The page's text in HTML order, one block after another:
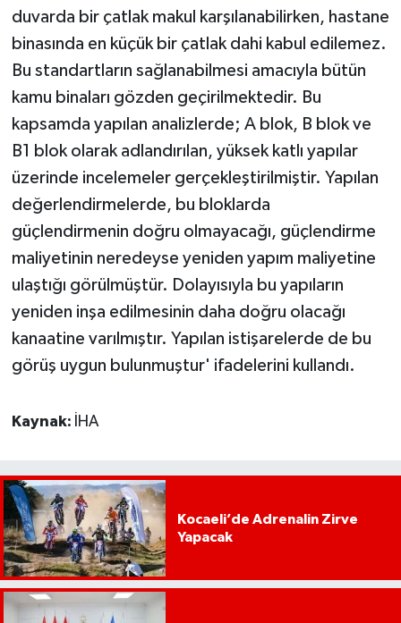
duvarda bir çatlak makul karşılanabilirken, hastane
binasında en küçük bir çatlak dahi kabul edilemez.
Bu standartların sağlanabilmesi amacıyla bütün
kamu binaları gözden geçirilmektedir. Bu
kapsamda yapılan analizlerde; A blok, B blok ve
B1 blok olarak adlandırılan, yüksek katlı yapılar
üzerinde incelemeler gerçekleştirilmiştir. Yapılan
değerlendirmelerde, bu bloklarda
güçlendirmenin doğru olmayacağı, güçlendirme
maliyetinin neredeyse yeniden yapım maliyetine
ulaştığı görülmüştür. Dolayısıyla bu yapıların
yeniden inşa edilmesinin daha doğru olacağı
kanaatine varılmıştır. Yapılan istişarelerde de bu
görüş uygun bulunmuştur' ifadelerini kullandı.
Kaynak: İHA
Kocaeli’de Adrenalin Zirve
Yapacak